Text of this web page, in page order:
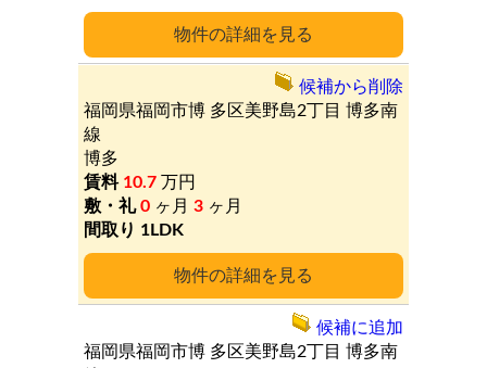
詳細
詳細
福岡県福岡市博 多区美野島2丁目 博多南
線
博多
10.7 万円
0 ヶ月 3 ヶ月
1LDK
候補から削除
福岡県福岡市博 多区美野島2丁目 博多南
候補に追加